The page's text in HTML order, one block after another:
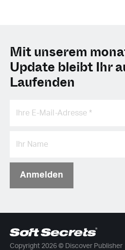
Mit unserem
Update bleibt Ihr
Laufenden
Anmelden
Copyright 2026 © Discover Publisher